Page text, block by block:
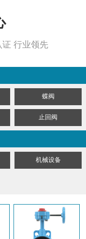
行业领先
蝶阀
止回阀
机械设备